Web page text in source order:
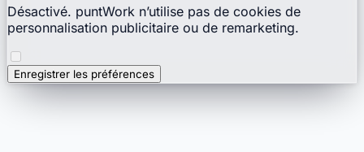
Désactivé. puntWork n’utilise pas de cookies de
personnalisation publicitaire ou de remarketing.
Enregistrer les préférences